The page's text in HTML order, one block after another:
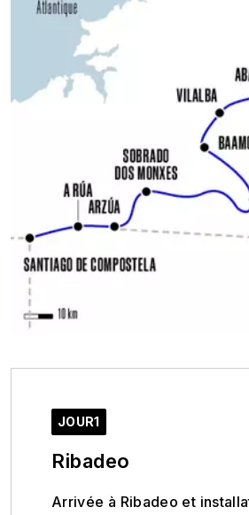
JOUR1
Ribadeo
Arrivée à Ribadeo et